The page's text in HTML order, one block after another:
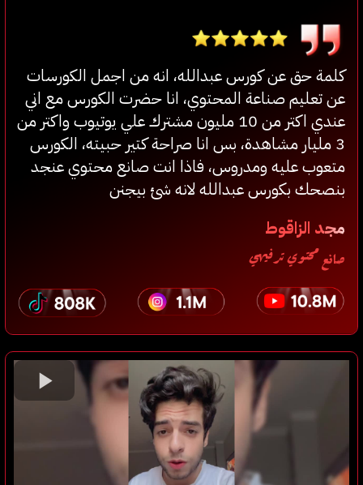
كلمة حق عن كورس عبدالله، انه من اجمل الكورسات
عن تعليم صناعة المحتوي، انا حضرت الكورس مع اني
عندي اكتر من 10 مليون مشترك علي يوتيوب واكتر من
3 مليار مشاهدة، بس انا صراحة كتير حبيته، الكورس
متعوب عليه ومدروس، فاذا انت صانع محتوي عنجد
بنصحك بكورس عبدالله لانه شئ بيجنن
مجد الزاقوط
صانع محتوي ترفيهي